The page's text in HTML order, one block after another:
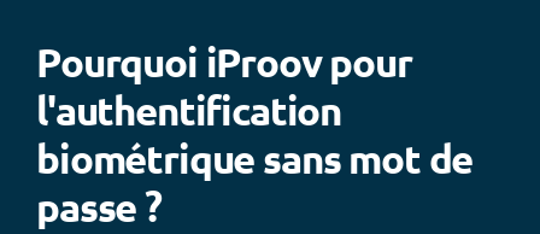
Pourquoi iProov pour
l'authentification
biométrique sans mot de
passe ?